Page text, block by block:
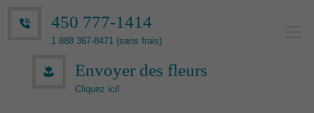
450 777-1414
1 888 367-8471 (sans frais)
Envoyer des fleurs
Cliquez ici!